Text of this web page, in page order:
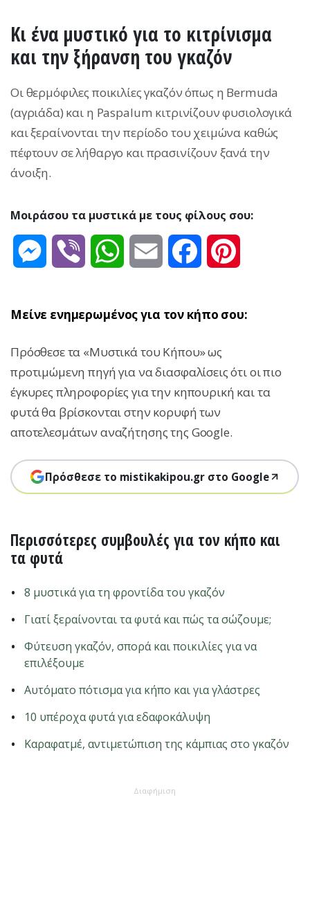
Κι ένα μυστικό για το κιτρίνισμα
και την ξήρανση του γκαζόν
Οι θερμόφιλες ποικιλίες γκαζόν όπως η Bermuda
(αγριάδα) και η Paspalum κιτρινίζουν φυσιολογικά
και ξεραίνονται την περίοδο του χειμώνα καθώς
πέφτουν σε λήθαργο και πρασινίζουν ξανά την
άνοιξη.
Μοιράσου τα μυστικά με τους φίλους σου:
Messenger
Viber WhatsAppEmail Facebook
Μείνε ενημερωμένος για τον κήπο σου:
Πρόσθεσε τα «Μυστικά του Κήπου» ως
προτιμώμενη πηγή για να διασφαλίσεις ότι οι πιο
έγκυρες πληροφορίες για την κηπουρική και τα
φυτά θα βρίσκονται στην κορυφή των
αποτελεσμάτων αναζήτησης της Google.
Πρόσθεσε το mistikakipou.gr στο Google
Περισσότερες συμβουλές για τον κήπο και
τα φυτά
8 μυστικά για τη φροντίδα του γκαζόν
Γιατί ξεραίνονται τα φυτά και πώς τα σώζουμε;
Φύτευση γκαζόν, σπορά και ποικιλίες για να
επιλέξουμε
Αυτόματο πότισμα για κήπο και για γλάστρες
10 υπέροχα φυτά για εδαφοκάλυψη
Καραφατμέ, αντιμετώπιση της κάμπιας στο γκαζόν
Διαφήμιση